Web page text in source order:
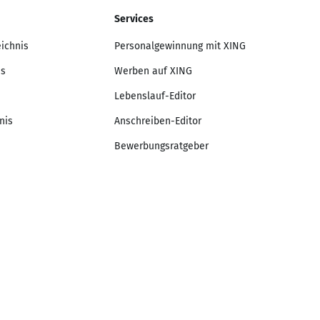
Services
Personalgewinnung mit XING
Werben auf XING
Lebenslauf-Editor
Anschreiben-Editor
Bewerbungsratgeber